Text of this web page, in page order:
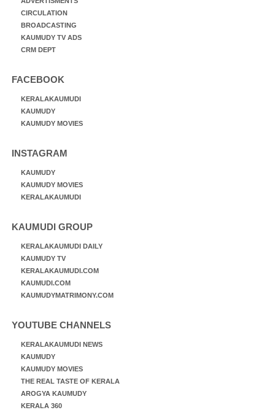
CIRCULATION
BROADCASTING
KAUMUDY TV ADS
CRM DEPT
FACEBOOK
KERALAKAUMUDI
KAUMUDY
KAUMUDY MOVIES
INSTAGRAM
KAUMUDY
KAUMUDY MOVIES
KERALAKAUMUDI
KAUMUDI GROUP
KERALAKAUMUDI DAILY
KAUMUDY TV
KERALAKAUMUDI.COM
KAUMUDI.COM
KAUMUDYMATRIMONY.COM
YOUTUBE CHANNELS
KERALAKAUMUDI NEWS
KAUMUDY
KAUMUDY MOVIES
THE REAL TASTE OF KERALA
AROGYA KAUMUDY
KERALA 360